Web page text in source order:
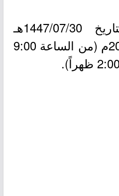
- يوم الاثنين بتاريخ 1447/07/30هـ
الموافق 2026/01/19م (من الساعة 9:00